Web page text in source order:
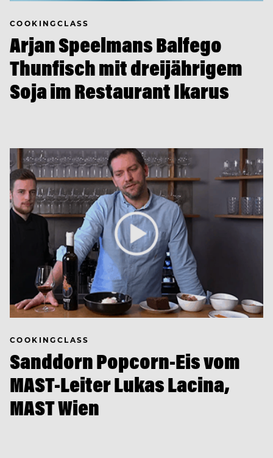
COOKINGCLASS
Arjan Speelmans Balfego
Thunfisch mit dreijährigem
Soja im Restaurant Ikarus
COOKINGCLASS
Sanddorn Popcorn-Eis vom
MAST-Leiter Lukas Lacina,
MAST Wien